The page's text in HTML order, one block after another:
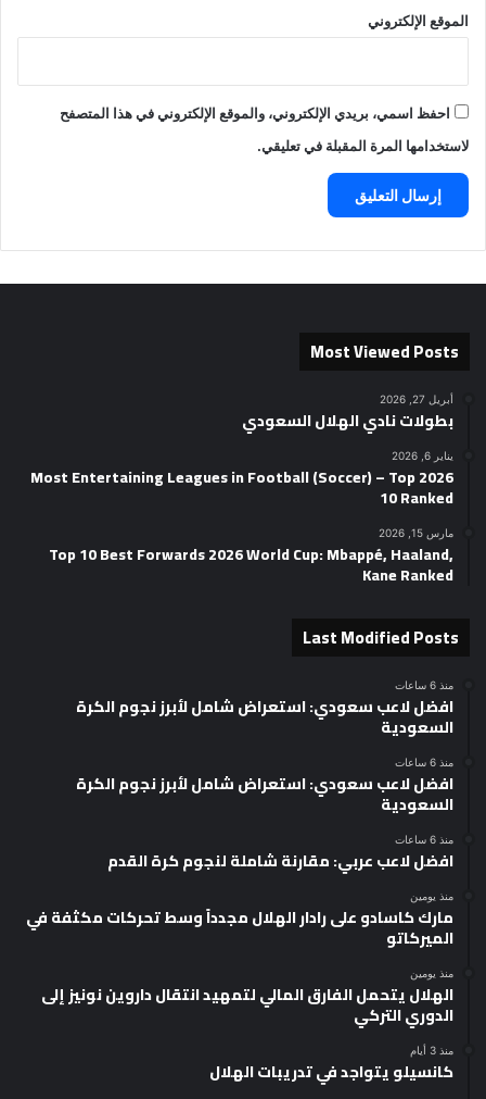
الموقع الإلكتروني
احفظ اسمي، بريدي الإلكتروني، والموقع الإلكتروني في هذا المتصفح
لاستخدامها المرة المقبلة في تعليقي.
Most Viewed Posts
أبريل 27, 2026
بطولات نادي الهلال السعودي
يناير 6, 2026
2026 Most Entertaining Leagues in Football (Soccer) – Top
10 Ranked
مارس 15, 2026
Top 10 Best Forwards 2026 World Cup: Mbappé, Haaland,
Kane Ranked
Last Modified Posts
منذ 6 ساعات
افضل لاعب سعودي: استعراض شامل لأبرز نجوم الكرة
السعودية
منذ 6 ساعات
افضل لاعب سعودي: استعراض شامل لأبرز نجوم الكرة
السعودية
منذ 6 ساعات
افضل لاعب عربي: مقارنة شاملة لنجوم كرة القدم
منذ يومين
مارك كاسادو على رادار الهلال مجدداً وسط تحركات مكثفة في
الميركاتو
منذ يومين
الهلال يتحمل الفارق المالي لتمهيد انتقال داروين نونيز إلى
الدوري التركي
منذ 3 أيام
كانسيلو يتواجد في تدريبات الهلال